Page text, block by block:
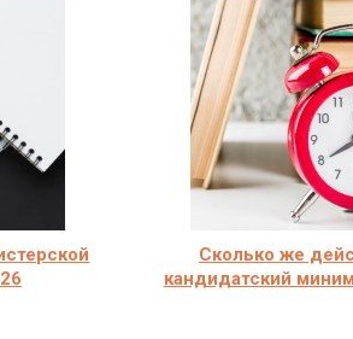
Сколько же
кандидатский